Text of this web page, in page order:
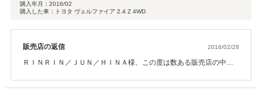
購入年月： 2016/02
購入した車：トヨタ ヴェルファイア 2.4 Z 4WD
販売店の返信 2016/02/28
ＲＩＮＲＩＮ／ＪＵＮ／ＨＩＮＡ様、この度は数ある販売店の中か